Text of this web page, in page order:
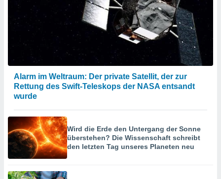
Alarm im Weltraum: Der private Satellit, der zur
Rettung des Swift-Teleskops der NASA entsandt
wurde
Wird die Erde den Untergang der Sonne
überstehen? Die Wissenschaft schreibt
den letzten Tag unseres Planeten neu